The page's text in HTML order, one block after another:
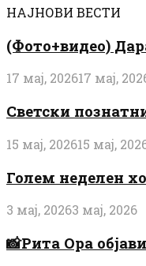
НАЈНОВИ ВЕСТИ
(Фото+видео)
17 мај, 202617 мај,
Светски
15 мај, 202615 мај,
Голем неделен
3 мај, 20263 мај, 2026
📸Рита Ора